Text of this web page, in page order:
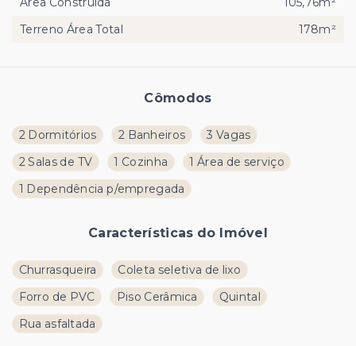
Cômodos
2 Dormitórios 2 Banheiros
3 Vagas
2 Salas de TV
1 Cozinha
1 Área de serviço
1 Dependência p/empregada
Características do Imóvel
Churrasqueira
Coleta seletiva de lixo
Forro de PVC
Piso Cerâmica
Quintal
Rua asfaltada
Terreno Área Total
178m²